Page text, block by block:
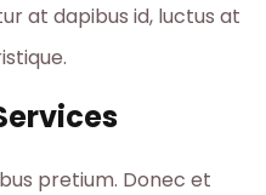
at dapibus id, luctus at
pretium. Donec et